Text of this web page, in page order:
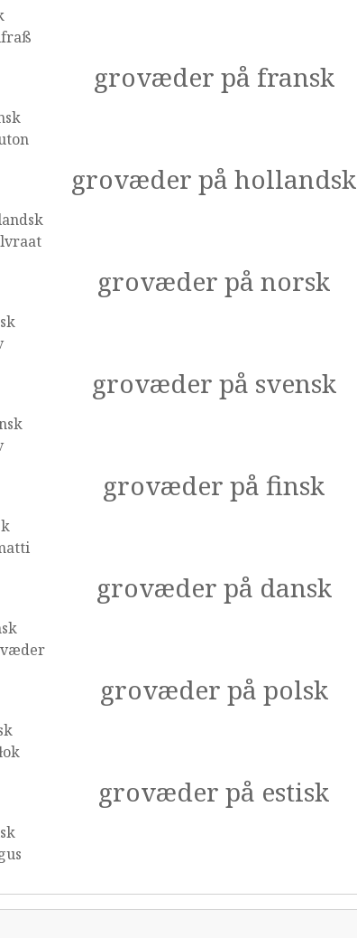
grovæder på fransk
grovæder på hollandsk
grovæder på norsk
grovæder på svensk
grovæder på finsk
grovæder på dansk
grovæder på polsk
grovæder på estisk